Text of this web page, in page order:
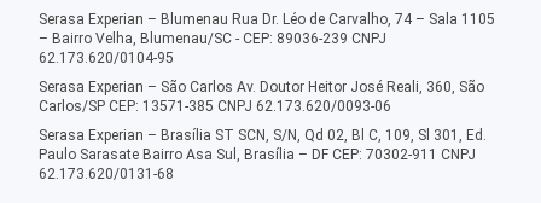
Serasa Experian – Blumenau Rua Dr. Léo de Carvalho, 74 – Sala 1105
– Bairro Velha, Blumenau/SC - CEP: 89036-239 CNPJ
62.173.620/0104-95
Serasa Experian – São Carlos Av. Doutor Heitor José Reali, 360, São
Carlos/SP CEP: 13571-385 CNPJ 62.173.620/0093-06
Serasa Experian – Brasília ST SCN, S/N, Qd 02, Bl C, 109, Sl 301, Ed.
Paulo Sarasate Bairro Asa Sul, Brasília – DF CEP: 70302-911 CNPJ
62.173.620/0131-68